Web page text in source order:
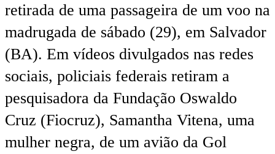
retirada de uma passageira de um voo na
madrugada de sábado (29), em Salvador
(BA). Em vídeos divulgados nas redes
sociais, policiais federais retiram a
pesquisadora da Fundação Oswaldo
Cruz (Fiocruz), Samantha Vitena, uma
mulher negra, de um avião da Gol